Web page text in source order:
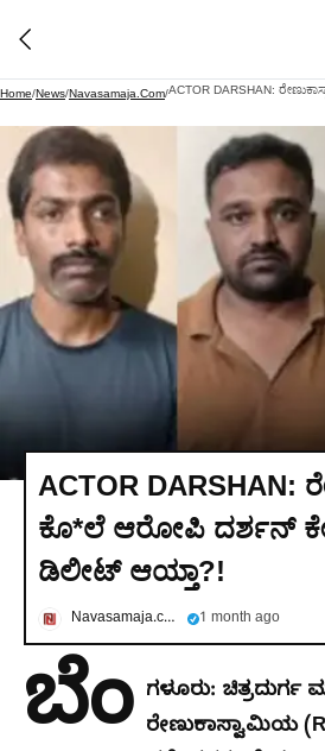
Home/News/Navasamaja.com/
ACTOR DARSHAN:
ಕೊ*ಲೆ ಆರೋಪಿ ದರ್ಶನ್
ಡಿಲೀಟ್ ಆಯ್ತಾ?!
Navasamaja.com 1 month ago
ಬೆಂ ಗಳೂರು: ಚಿತ್ರದುರ್ಗ
ರೇಣುಕಾಸ್ವಾಮಿಯ